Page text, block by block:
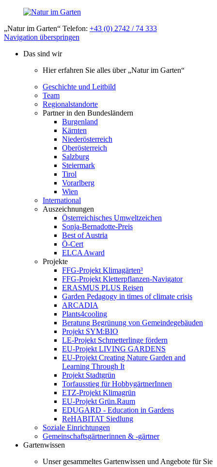
„Natur im Garten“ Telefon: +43 (0) 2742 / 74 333
Navigation überspringen
Das sind wir
Hier erfahren Sie alles über „Natur im Garten“
Geschichte und Leitbild
Team
Regionalstandorte
Partner in den Bundesländern
Burgenland
Kärnten
Niederösterreich
Oberösterreich
Salzburg
Steiermark
Tirol
Vorarlberg
Wien
International
Auszeichnungen
Österreichisches Umweltzeichen
Sonja-Bernadotte-Preis
Best of Austria
Ö-Cert
ELCA Award
Projekte
FFG-Projekt Klimagärten³
FFG-Projekt Kletterpflanzen-Navigator
ERASMUS PLUS Reisen
Garden Pedagogy in times of climate crisis
ARCADIA
Plants4cooling
Beratung Begrünung von Gemeindegebäuden
Projekt SYM:BIO
LE-Projekt Schmetterlinge fördern
EU-Projekt LIVING GARDENS
EU-Projekt Creating Nature Garden and
Learning Through It
Projekt Stadtgrün
Torfausstieg für HobbygärtnerInnen
ETZ-Projekt Klimagrün
EU-Projekt Grün.Raum
EDUGARD - Education in Gardens
ReHABITAT Siedlung
Soziale Einrichtungen
Gemeinschaftsgärtnerinnen & -gärtner
Gartenwissen
Unser gesammeltes Gartenwissen und Angebote für Sie